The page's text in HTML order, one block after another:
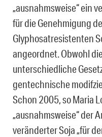
„ausnahmsweise“ ein
für die Genehmigung
Glyphosatresistenten
angeordnet. Obwohl
unterschiedliche
gentechnische
Schon 2005, so Maria
„ausnahmsweise“ der
veränderter Soja „für